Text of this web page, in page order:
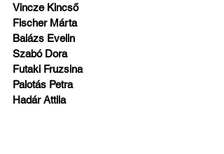
Vincze Kincső
Fischer Márta
Balázs Evelin
Szabó Dora
Futaki Fruzsina
Palotás Petra
Hadár Attila